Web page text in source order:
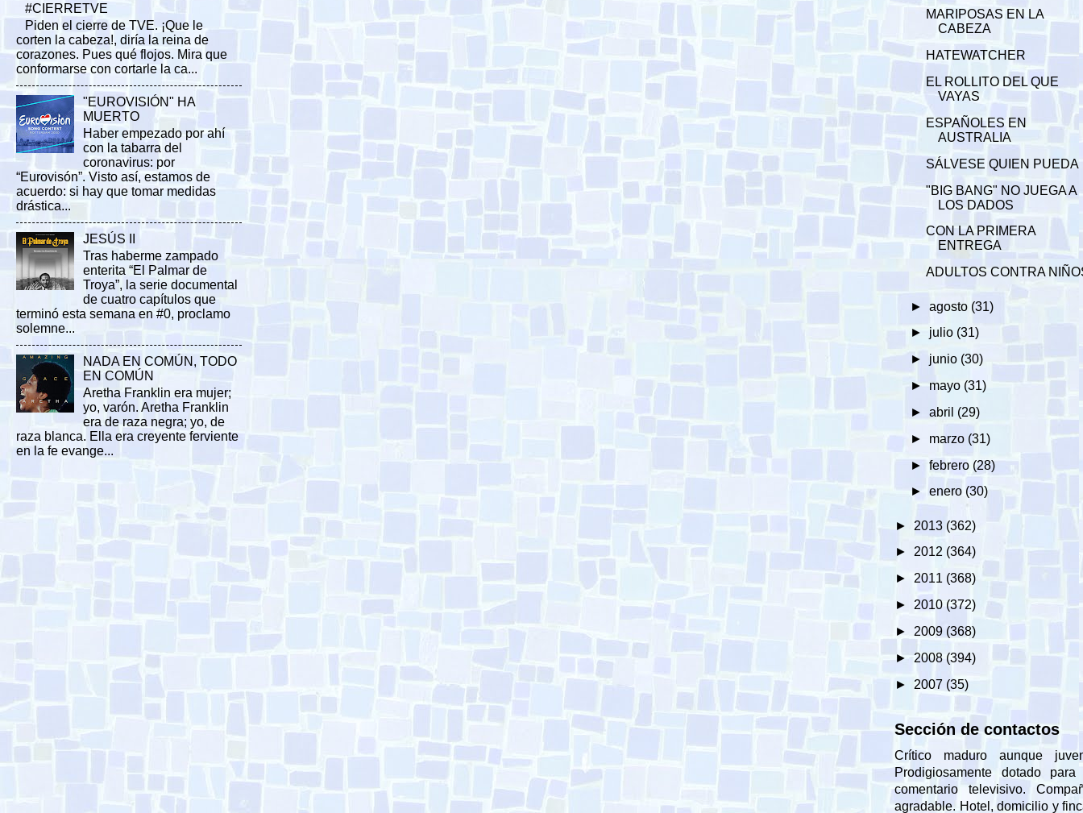
#CIERRETVE
Piden el cierre de TVE. ¡Que le
corten la cabeza!, diría la reina de
corazones. Pues qué flojos. Mira que
conformarse con cortarle la ca...
"EUROVISIÓN" HA
MUERTO
Haber empezado por ahí
con la tabarra del
coronavirus: por
“Eurovisón”. Visto así, estamos de
acuerdo: si hay que tomar medidas
drástica...
JESÚS II
Tras haberme zampado
enterita “El Palmar de
Troya”, la serie documental
de cuatro capítulos que
terminó esta semana en #0, proclamo
solemne...
NADA EN COMÚN, TODO
EN COMÚN
Aretha Franklin era mujer;
yo, varón. Aretha Franklin
era de raza negra; yo, de
raza blanca. Ella era creyente ferviente
en la fe evange...
MARIPOSAS EN LA
CABEZA
HATEWATCHER
EL ROLLITO DEL QUE
VAYAS
ESPAÑOLES EN
AUSTRALIA
SÁLVESE QUIEN PUEDA
"BIG BANG" NO JUEGA A
LOS DADOS
CON LA PRIMERA
ENTREGA
ADULTOS CONTRA
► agosto (31)
► julio (31)
► junio (30)
► mayo (31)
► abril (29)
► marzo (31)
► febrero (28)
► enero (30)
► 2013 (362)
► 2012 (364)
► 2011 (368)
► 2010 (372)
► 2009 (368)
►2008 (394)
► 2007 (35)
Sección de contactos
Crítico maduro aunque
Prodigiosamente dotado
comentario televisivo.
agradable. Hotel, domicilio y